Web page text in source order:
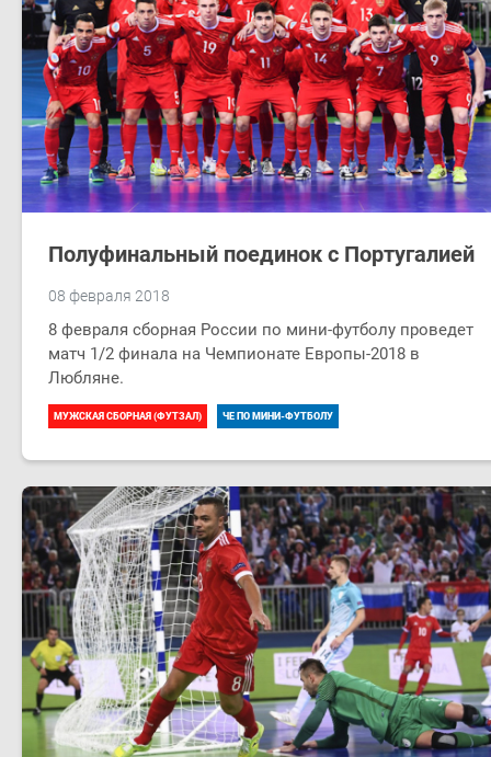
08 февраля 2018
Полуфинальный поединок с Португалией
8 февраля сборная России по мини-футболу проведет
матч 1/2 финала на Чемпионате Европы-2018 в
Любляне.
МУЖСКАЯ СБОРНАЯ (ФУТЗАЛ) ЧЕ ПО МИНИ-ФУТБОЛУ